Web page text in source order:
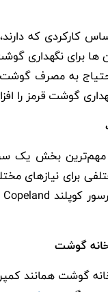
کارکردی که
ها برای نگهداری
به مصرف گوشت
گوشت قرمز را
مهم‌ترین بخش یک
گوشت
گوشت همانند